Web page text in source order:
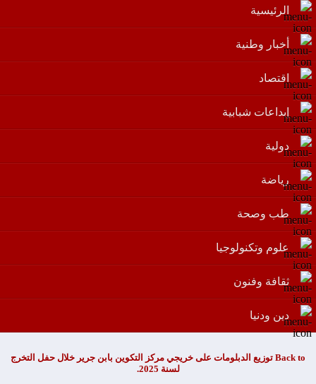
الرئيسية
أخبار وطنية
اقتصاد
إبداعات شبابية
دولية
رياضة
طب وصحة
علوم وتكنولوجيا
ثقافة وفنون
دين ودنيا
Back to توزيع الدبلومات على خريجي مركز التكوين بابن جرير خلال حفل التخرج
لسنة 2025.